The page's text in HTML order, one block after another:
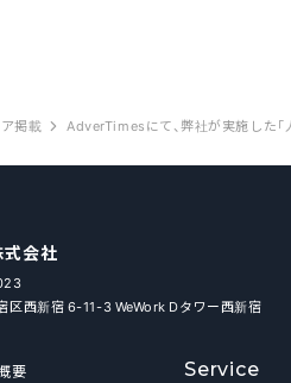
掲載
会社
区西新宿 6-11-3 WeWork Dタワー西新宿
要
Service